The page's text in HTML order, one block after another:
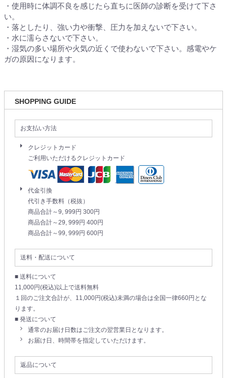
・使用時に体調不良を感じたら直ちに医師の診断を受けて下さ
い。
・落としたり、強い力や衝撃、圧力を加えないで下さい。
・水に濡らさないで下さい。
・湿気の多い場所や火気の近くで使わないで下さい。感電やケ
ガの原因になります。
SHOPPING GUIDE
お支払い方法
クレジットカード
ご利用いただけるクレジットカード
代金引換
代引き手数料（税抜）
商品合計～9, 999円 300円
商品合計～29, 999円 400円
商品合計～99, 999円 600円
送料・配送について
■ 送料について
11,000円(税込)以上で送料無料
１回のご注文合計が、11,000円(税込)未満の場合は全国一律660円とな
ります。
■ 発送について
通常のお届け日数はご注文の翌営業日となります。
お届け日、時間帯を指定していただけます。
返品について